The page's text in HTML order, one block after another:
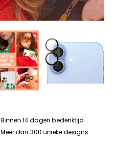
Binnen 14 dagen bedenktijd
Meer dan 300 unieke designs